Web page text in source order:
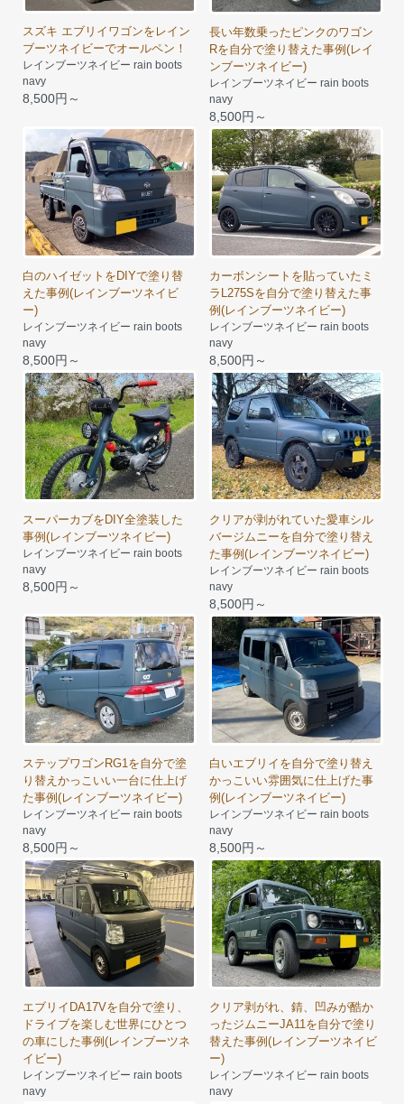
スズキ エブリイワゴンをレイン
ブーツネイビーでオールペン！
レインブーツネイビー rain boots
navy
8,500円～
長い年数乗ったピンクのワゴン
Rを自分で塗り替えた事例(レイ
ンブーツネイビー)
レインブーツネイビー rain boots
navy
8,500円～
白のハイゼットをDIYで塗り替
えた事例(レインブーツネイビ
ー)
レインブーツネイビー rain boots
navy
8,500円～
カーボンシートを貼っていたミ
ラL275Sを自分で塗り替えた事
例(レインブーツネイビー)
レインブーツネイビー rain boots
navy
8,500円～
スーパーカブをDIY全塗装した
事例(レインブーツネイビー)
レインブーツネイビー rain boots
navy
8,500円～
クリアが剥がれていた愛車シル
バージムニーを自分で塗り替え
た事例(レインブーツネイビー)
レインブーツネイビー rain boots
navy
8,500円～
ステップワゴンRG1を自分で塗
り替えかっこいい一台に仕上げ
た事例(レインブーツネイビー)
レインブーツネイビー rain boots
navy
8,500円～
白いエブリイを自分で塗り替え
かっこいい雰囲気に仕上げた事
例(レインブーツネイビー)
レインブーツネイビー rain boots
navy
8,500円～
エブリイDA17Vを自分で塗り、
ドライブを楽しむ世界にひとつ
の車にした事例(レインブーツネ
イビー)
レインブーツネイビー rain boots
navy
クリア剥がれ、錆、凹みが酷か
ったジムニーJA11を自分で塗り
替えた事例(レインブーツネイビ
ー)
レインブーツネイビー rain boots
navy